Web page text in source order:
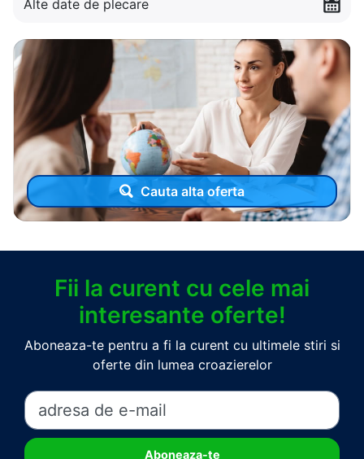
Alte date de plecare
Cauta alta oferta
Fii la curent cu cele mai
interesante oferte!
Aboneaza-te pentru a fi la curent cu ultimele stiri si
oferte din lumea croazierelor